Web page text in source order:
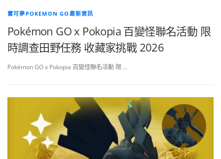
寶可夢POKEMON GO最新資訊
Pokémon GO x Pokopia 百變怪聯名活動 限
時調查田野任務 收藏家挑戰 2026
Pokémon GO x Pokopia 百變怪聯名活動 限 …